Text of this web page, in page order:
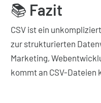
📚 Fazit
CSV ist ein
zur strukturierten
Marketing,
kommt an CSV-Dateien